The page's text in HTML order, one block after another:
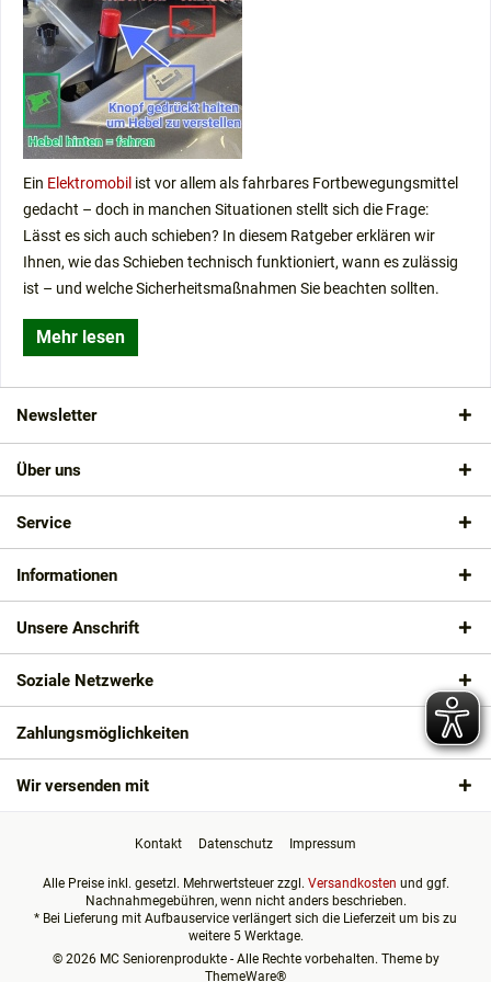
Wann sollte die Elektromobil-Batterie aufgeladen
werden?
Ratgeber: Das richtige Elektromobil finden - in 6
Schritten
Wie mache ich ein Elektromobil verkehrssicher?
Kann man ein Elektromobil ohne Führerschein fahren?
Elektromobile in Bus und Bahn
Wer darf ein Elektromobil fahren?
Wie sichert man ein Elektromobil vor Diebstahl?
Haftpflichtversicherung für Elektromobile /
Seniorenmobile
Magnetbremse: So stoppt Ihr Elektromobil sicher
Wie reise ich mit einem Elektromobil?
Kann ich ein Elektromobil Probe fahren?
Ein Elektromobil ist vor allem als fahrbares Fortbewegungsmittel
gedacht – doch in manchen Situationen stellt sich die Frage:
Lässt es sich auch schieben? In diesem Ratgeber erklären wir
Ihnen, wie das Schieben technisch funktioniert, wann es zulässig
ist – und welche Sicherheitsmaßnahmen Sie beachten sollten.
Mehr lesen
Newsletter
Über uns
Service
Informationen
Unsere Anschrift
Soziale Netzwerke
Zahlungsmöglichkeiten
Wir versenden mit
Kontakt Datenschutz Impressum
Alle Preise inkl. gesetzl. Mehrwertsteuer zzgl. Versandkosten und ggf.
Nachnahmegebühren, wenn nicht anders beschrieben.
* Bei Lieferung mit Aufbauservice verlängert sich die Lieferzeit um bis zu
weitere 5 Werktage.
© 2026 MC Seniorenprodukte - Alle Rechte vorbehalten. Theme by
ThemeWare®